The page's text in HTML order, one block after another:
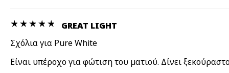
GREAT LIGHT
Σχόλια για Pure White
Είναι υπέροχο για φώτιση του ματιού. Δίνει